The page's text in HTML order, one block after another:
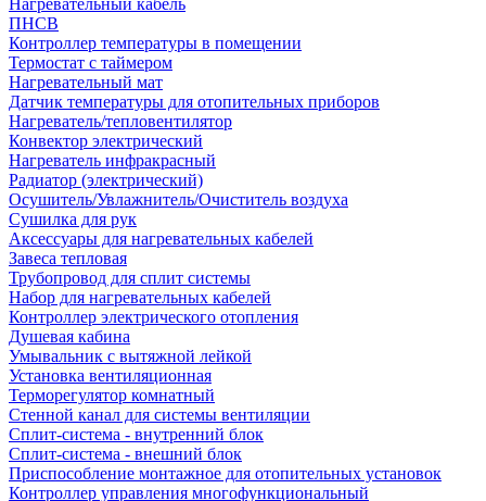
Нагревательный кабель
ПНСВ
Контроллер температуры в помещении
Термостат с таймером
Нагревательный мат
Датчик температуры для отопительных приборов
Нагреватель/тепловентилятор
Конвектор электрический
Нагреватель инфракрасный
Радиатор (электрический)
Осушитель/Увлажнитель/Очиститель воздуха
Сушилка для рук
Аксессуары для нагревательных кабелей
Завеса тепловая
Трубопровод для сплит системы
Набор для нагревательных кабелей
Контроллер электрического отопления
Душевая кабина
Умывальник с вытяжной лейкой
Установка вентиляционная
Терморегулятор комнатный
Стенной канал для системы вентиляции
Сплит-система - внутренний блок
Сплит-система - внешний блок
Приспособление монтажное для отопительных установок
Контроллер управления многофункциональный